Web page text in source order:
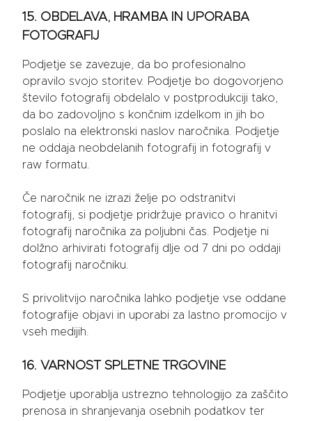
15. OBDELAVA, HRAMBA IN UPORABA
FOTOGRAFIJ
Podjetje se zavezuje, da bo profesionalno
opravilo svojo storitev. Podjetje bo dogovorjeno
število fotografij obdelalo v postprodukciji tako,
da bo zadovoljno s končnim izdelkom in jih bo
poslalo na elektronski naslov naročnika. Podjetje
ne oddaja neobdelanih fotografij in fotografij v
raw formatu.
Če naročnik ne izrazi želje po odstranitvi
fotografij, si podjetje pridržuje pravico o hranitvi
fotografij naročnika za poljubni čas. Podjetje ni
dolžno arhivirati fotografij dlje od 7 dni po oddaji
fotografij naročniku.
S privolitvijo naročnika lahko podjetje vse oddane
fotografije objavi in uporabi za lastno promocijo v
vseh medijih.
16. VARNOST SPLETNE TRGOVINE
Podjetje uporablja ustrezno tehnologijo za zaščito
prenosa in shranjevanja osebnih podatkov ter